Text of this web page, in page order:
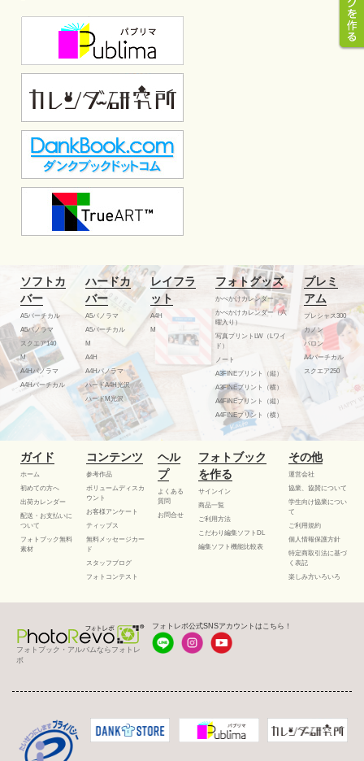
ソフトカ
バー
A5バーチカル
A5パノラマ
スクエア140
M
A4Hパノラマ
A4Hバーチカル
ハードカ
バー
A5パノラマ
A5バーチカル
M
A4H
A4Hパノラマ
ハードA4H光沢
ハードM光沢
レイフラ
ット
A4H
M
フォトグッズ
かべかけカレンダー
かべかけカレンダー（六
曜入り）
写真プリントLW（Lワイ
ド）
ノート
A3FINEプリント（縦）
A3FINEプリント（横）
A4FINEプリント（縦）
A4FINEプリント（横）
プレミ
アム
プレシャス300
カノン
バロン
A4バーチカル
スクエア250
ガイド
ホーム
初めての方へ
出荷カレンダー
配送・お支払いに
ついて
フォトブック無料
素材
コンテンツ
参考作品
ボリュームディスカ
ウント
お客様アンケート
ティップス
無料メッセージカー
ド
スタッフブログ
フォトコンテスト
ヘル
プ
よくある
質問
お問合せ
フォトブック
を作る
サインイン
商品一覧
ご利用方法
こだわり編集ソフトDL
編集ソフト機能比較表
その他
運営会社
協業、協賛について
学生向け協業につい
て
ご利用規約
個人情報保護方針
特定商取引法に基づ
く表記
楽しみ方いろいろ
フォトブック・アルバムならフォトレ
ボ
フォトレボ公式SNSアカウントはこちら！